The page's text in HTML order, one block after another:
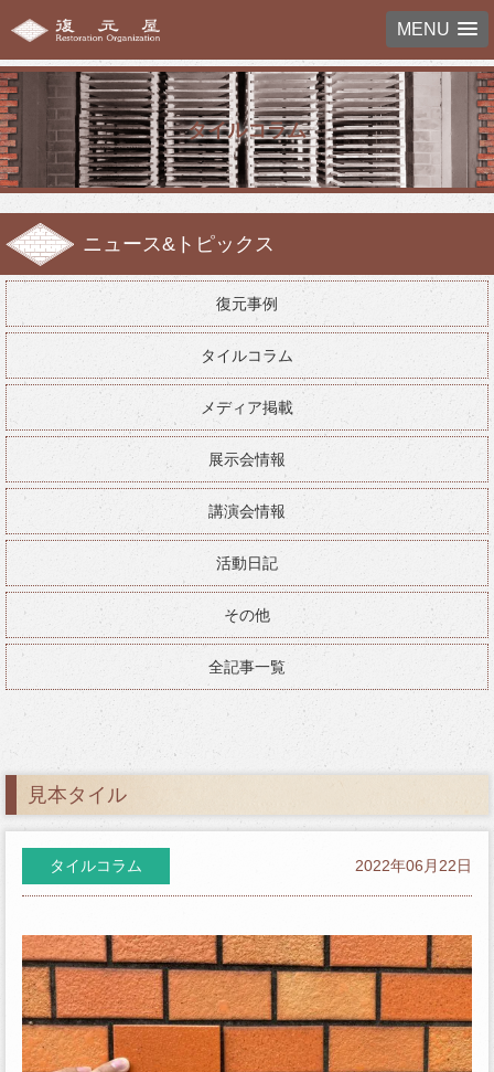
MENU
タイルコラム
ニュース&トピックス
復元事例
タイルコラム
メディア掲載
展示会情報
講演会情報
活動日記
その他
全記事一覧
見本タイル
タイルコラム 2022年06月22日